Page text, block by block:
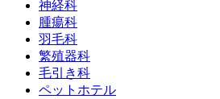
神経科
腫瘍科
羽毛科
繁殖器科
毛引き科
ペットホテル